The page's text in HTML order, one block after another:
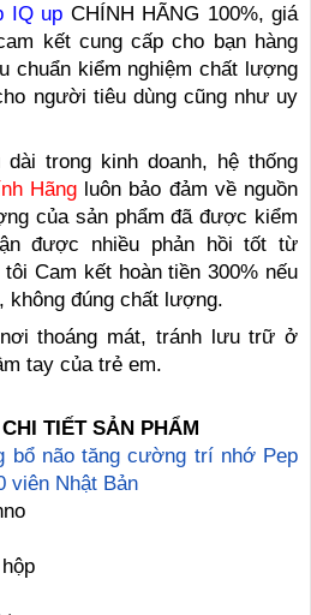
IQ up CHÍNH HÃNG 100%, giá
kết cung cấp cho bạn hàng
chuẩn kiểm nghiệm chất lượng
người tiêu dùng cũng như uy
trong kinh doanh, hệ thống
Hãngluôn bảo đảm về nguồn
của sản phẩm đã được kiểm
được nhiều phản hồi tốt từ
Cam kết hoàn tiền 300% nếu
không đúng chất lượng.
thoáng mát, tránh lưu trữ ở
tay của trẻ em.
TIẾT SẢN PHẨM
bổ não tăng cường trí nhớ Pep
viên Nhật Bản